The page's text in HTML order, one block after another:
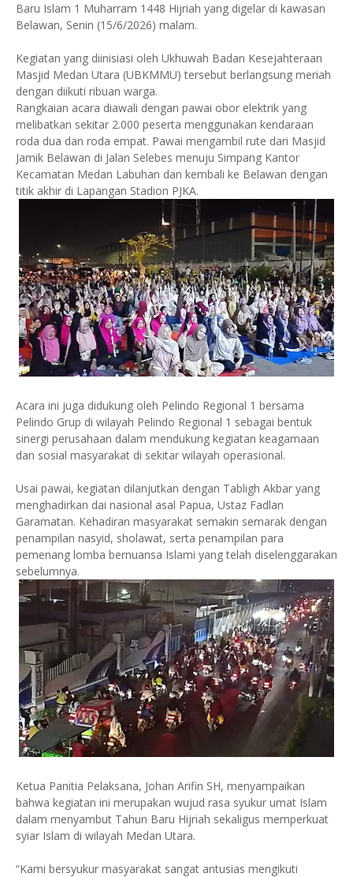
Baru Islam 1 Muharram 1448 Hijriah yang digelar di kawasan
Belawan, Senin (15/6/2026) malam.
Kegiatan yang diinisiasi oleh Ukhuwah Badan Kesejahteraan
Masjid Medan Utara (UBKMMU) tersebut berlangsung meriah
dengan diikuti ribuan warga.
Rangkaian acara diawali dengan pawai obor elektrik yang
melibatkan sekitar 2.000 peserta menggunakan kendaraan
roda dua dan roda empat. Pawai mengambil rute dari Masjid
Jamik Belawan di Jalan Selebes menuju Simpang Kantor
Kecamatan Medan Labuhan dan kembali ke Belawan dengan
titik akhir di Lapangan Stadion PJKA.
Acara ini juga didukung oleh Pelindo Regional 1 bersama
Pelindo Grup di wilayah Pelindo Regional 1 sebagai bentuk
sinergi perusahaan dalam mendukung kegiatan keagamaan
dan sosial masyarakat di sekitar wilayah operasional.
Usai pawai, kegiatan dilanjutkan dengan Tabligh Akbar yang
menghadirkan dai nasional asal Papua, Ustaz Fadlan
Garamatan. Kehadiran masyarakat semakin semarak dengan
penampilan nasyid, sholawat, serta penampilan para
pemenang lomba bernuansa Islami yang telah diselenggarakan
sebelumnya.
Ketua Panitia Pelaksana, Johan Arifin SH, menyampaikan
bahwa kegiatan ini merupakan wujud rasa syukur umat Islam
dalam menyambut Tahun Baru Hijriah sekaligus memperkuat
syiar Islam di wilayah Medan Utara.
“Kami bersyukur masyarakat sangat antusias mengikuti